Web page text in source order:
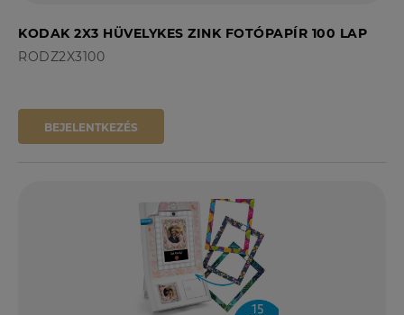
KODAK 2X3 HÜVELYKES ZINK FOTÓPAPÍR 100 LAP
RODZ2X3100
BEJELENTKEZÉS